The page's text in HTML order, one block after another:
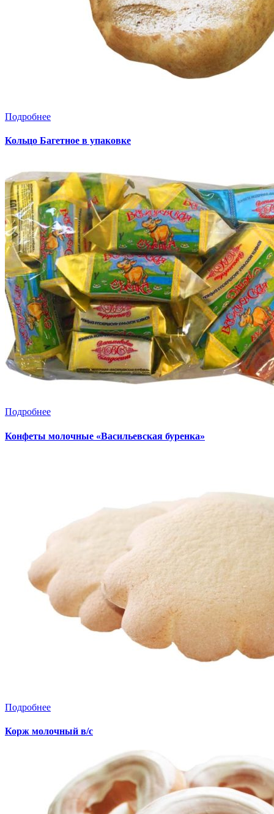
Подробнее
Кольцо Багетное в упаковке
Подробнее
Конфеты молочные «Васильевская буренка»
Подробнее
Корж молочный в/с